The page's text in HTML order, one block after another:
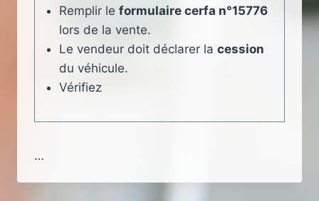
Remplir le formulaire cerfa n°15776
lors de la vente.
Le vendeur doit déclarer la cession
du véhicule.
Vérifiez
…